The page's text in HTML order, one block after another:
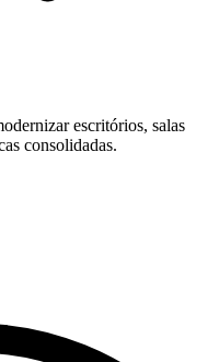
escritórios, salas
consolidadas.